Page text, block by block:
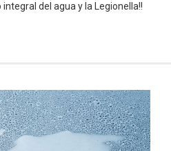
del agua y la Legionella!!